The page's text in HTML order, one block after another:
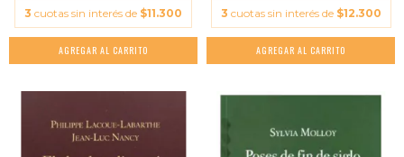
3 cuotas sin interés de $11.300 3 cuotas sin interés de $12.300